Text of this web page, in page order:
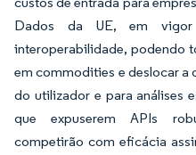
Dados da UE, em
interoperabilidade, podendo
em commodities e deslocar a
do utilizador e para análises
que expuserem APIs
competirão com eficácia